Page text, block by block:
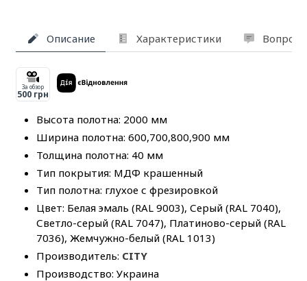
Описание Характеристики
За обзор
500 грн
Высота полотна: 2000 мм
Ширина полотна: 600,700,800,900 мм
Толщина полотна: 40 мм
Тип покрытия: МДФ крашенный
Тип полотна: глухое с фрезировкой
Цвет: Белая эмаль (RAL 9003), Серый (RAL 7040),
Светло-серый (RAL 7047), Платиново-серый (RAL
7036), Жемчужно-белый (RAL 1013)
Производитель: CITY
Производство: Украина